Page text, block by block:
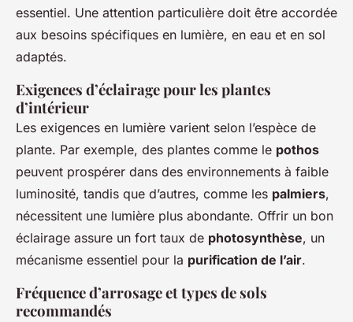
essentiel. Une attention particulière doit être accordée
aux besoins spécifiques en lumière, en eau et en sol
adaptés.
Exigences d’éclairage pour les plantes
d’intérieur
Les exigences en lumière varient selon l’espèce de
plante. Par exemple, des plantes comme le pothos
peuvent prospérer dans des environnements à faible
luminosité, tandis que d’autres, comme les palmiers,
nécessitent une lumière plus abondante. Offrir un bon
éclairage assure un fort taux de photosynthèse, un
mécanisme essentiel pour la purification de l’air.
Fréquence d’arrosage et types de sols
recommandés